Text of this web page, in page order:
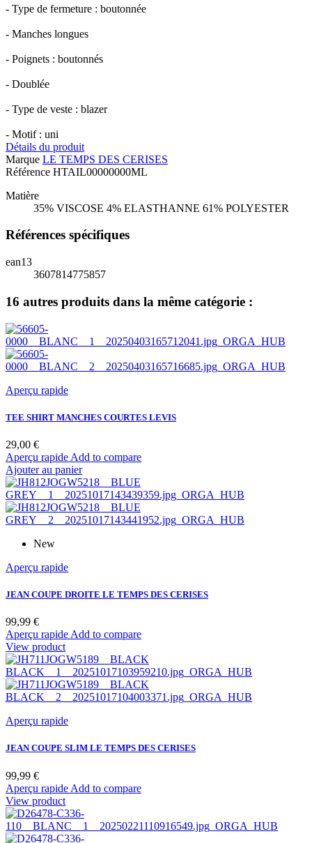
- Type de fermeture : boutonnée
- Manches longues
- Poignets : boutonnés
- Doublée
- Type de veste : blazer
- Motif : uni
Détails du produit
Marque LE TEMPS DES CERISES
Référence HTAIL00000000ML
Matière
35% VISCOSE 4% ELASTHANNE 61% POLYESTER
Références spécifiques
ean13
3607814775857
16 autres produits dans la même catégorie :
Aperçu rapide
TEE SHIRT MANCHES COURTES LEVIS
Prix
29,00 €
Aperçu rapide Add to compare
Ajouter au panier
New
Aperçu rapide
JEAN COUPE DROITE LE TEMPS DES CERISES
Prix
99,99 €
Aperçu rapide Add to compare
View product
Aperçu rapide
JEAN COUPE SLIM LE TEMPS DES CERISES
Prix
99,99 €
BLACK
/
BLACK
Aperçu rapide Add to compare
View product